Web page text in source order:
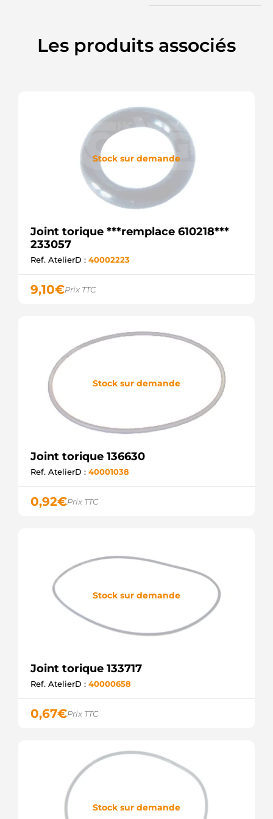
Les produits associés
Stock sur demande
Joint torique ***remplace 610218***
233057
Ref. AtelierD : 40002223
9,10€Prix TTC
Stock sur demande
Joint torique 136630
Ref. AtelierD : 40001038
0,92€Prix TTC
Stock sur demande
Joint torique 133717
Ref. AtelierD : 40000658
0,67€Prix TTC
Stock sur demande